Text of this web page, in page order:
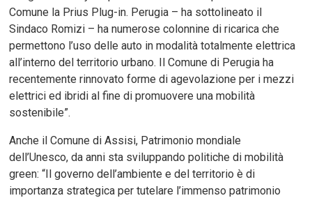
Comune la Prius Plug-in. Perugia – ha sottolineato il
Sindaco Romizi – ha numerose colonnine di ricarica che
permettono l’uso delle auto in modalità totalmente elettrica
all’interno del territorio urbano. Il Comune di Perugia ha
recentemente rinnovato forme di agevolazione per i mezzi
elettrici ed ibridi al fine di promuovere una mobilità
sostenibile”.
Anche il Comune di Assisi, Patrimonio mondiale
dell’Unesco, da anni sta sviluppando politiche di mobilità
green: “Il governo dell’ambiente e del territorio è di
importanza strategica per tutelare l’immenso patrimonio